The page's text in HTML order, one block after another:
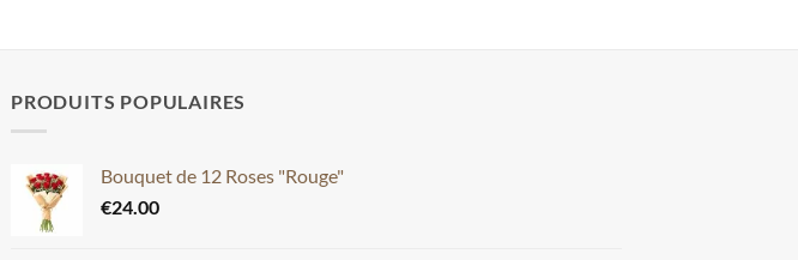
PRODUITS POPULAIRES
Bouquet de 12 Roses "Rouge"
€24.00